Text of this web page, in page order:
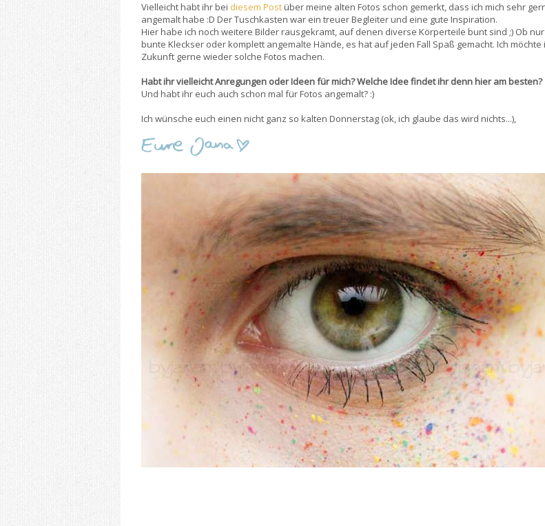
Vielleicht habt ihr bei diesem Postüber meine alten Fotos schon gemerkt, dass ich mich sehr
angemalt habe :D Der Tuschkasten war ein treuer Begleiter und eine gute Inspiration.
Hier habe ich noch weitere Bilder rausgekramt, auf denen diverse Körperteile bunt sind ;) Ob
bunte Kleckser oder komplett angemalte Hände, es hat auf jeden Fall Spaß gemacht. Ich möchte
Zukunft gerne wieder solche Fotos machen.
Habt ihr vielleicht Anregungen oder Ideen für mich? Welche Idee findet ihr denn hier am besten?
Und habt ihr euch auch schon mal für Fotos angemalt? :)
Ich wünsche euch einen nicht ganz so kalten Donnerstag (ok, ich glaube das wird nichts...),